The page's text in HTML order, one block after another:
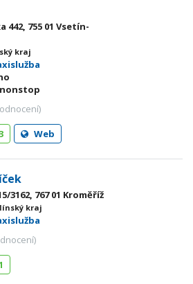
442, 755 01 Vsetín-
kraj
Web
3162, 767 01 Kroměříž
kraj